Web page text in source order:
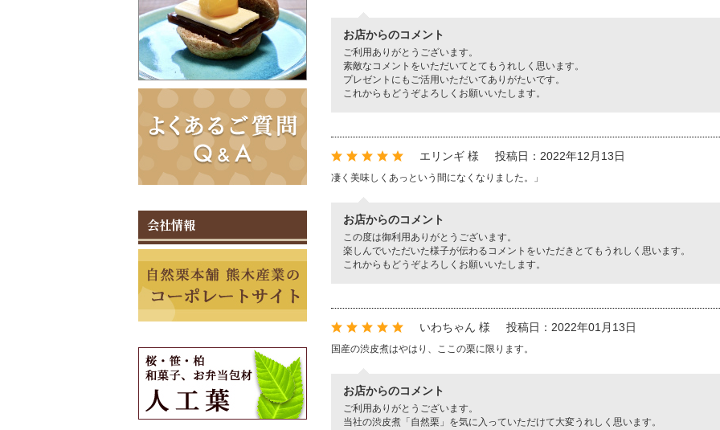
お店からのコメント
ご利用ありがとうございます。
素敵なコメントをいただいてとてもうれしく思います。
プレゼントにもご活用いただいてありがたいです。
これからもどうぞよろしくお願いいたします。
エリンギ 様 投稿日：2022年12月13日
凄く美味しくあっという間になくなりました。」
お店からのコメント
この度は御利用ありがとうございます。
楽しんでいただいた様子が伝わるコメントをいただきとてもうれしく思います。
これからもどうぞよろしくお願いいたします。
いわちゃん 様 投稿日：2022年01月13日
国産の渋皮煮はやはり、ここの栗に限ります。
お店からのコメント
ご利用ありがとうございます。
当社の渋皮煮「自然栗」を気に入っていただけて大変うれしく思います。
会社情報